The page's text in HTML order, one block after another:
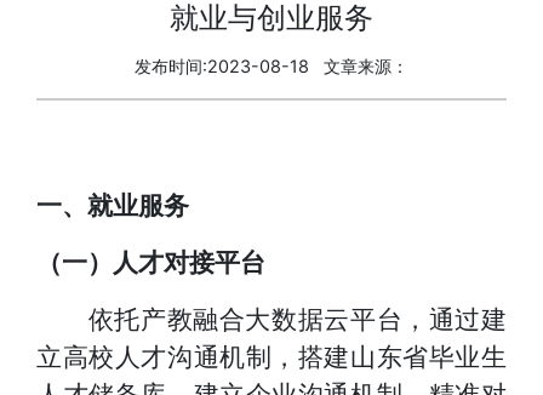
就业与创业服务
发布时间:2023-08-18 文章来源：
一、 就业服务
（一）人才对接平台
依托产教融合大数据云平台，通过建
立高校人才沟通机制，搭建山东省毕业生